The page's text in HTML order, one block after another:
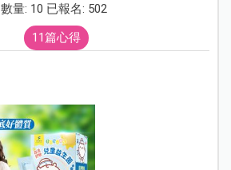
數量: 10 已報名: 502
11篇心得